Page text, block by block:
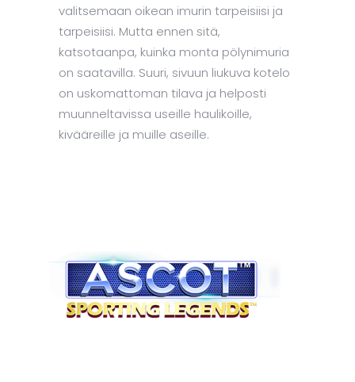
valitsemaan oikean imurin tarpeisiisi ja
tarpeisiisi. Mutta ennen sitä,
katsotaanpa, kuinka monta pölynimuria
on saatavilla. Suuri, sivuun liukuva kotelo
on uskomattoman tilava ja helposti
muunneltavissa useille haulikoille,
kivääreille ja muille aseille.